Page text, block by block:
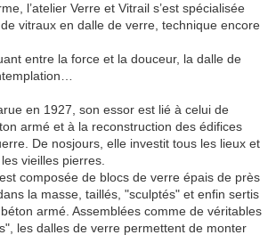
l’atelier Verre et Vitrail s’est spécialisée
vitraux en dalle de verre, technique encore
entre la force et la douceur, la dalle de
en 1927, son essor est lié à celui de
armé et à la reconstruction des édifices
De nosjours, elle investit tous les lieux et
vieilles pierres.
composée de blocs de verre épais de près
la masse, taillés, "sculptés" et enfin sertis
armé. Assemblées comme de véritables
les dalles de verre permettent de monter